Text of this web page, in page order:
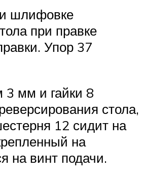
шлифовке
при правке
Упор 37
3 мм и гайки 8
стола,
12 сидит на
на
на винт подачи.